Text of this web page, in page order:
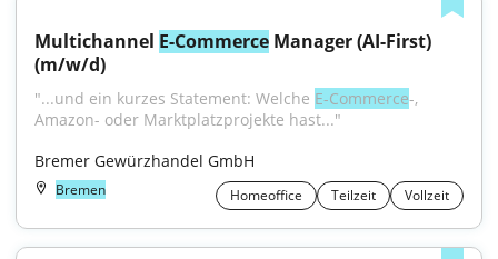
Multichannel E-Commerce Manager (AI-First)
(m/w/d)
"...und ein kurzes Statement: Welche E-Commerce-,
Amazon- oder Marktplatzprojekte hast..."
Bremer Gewürzhandel GmbH
Bremen Homeoffice Teilzeit Vollzeit